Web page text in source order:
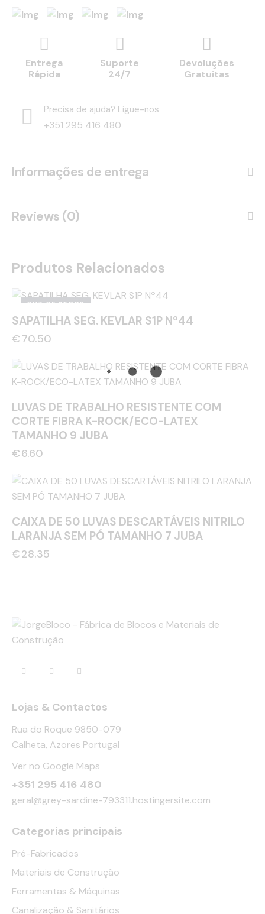
Entrega
Rápida
Suporte
24/7
Devoluções
Gratuitas
Precisa de ajuda? Ligue-nos
+351 295 416 480
Informações de entrega
Reviews (0)
Produtos Relacionados
OUT OF STOCK
SAPATILHA SEG. KEVLAR S1P Nº44
€70.50
LUVAS DE TRABALHO RESISTENTE COM
CORTE FIBRA K-ROCK/ECO-LATEX
TAMANHO 9 JUBA
€6.60
CAIXA DE 50 LUVAS DESCARTÁVEIS NITRILO
LARANJA SEM PÓ TAMANHO 7 JUBA
€28.35
Lojas & Contactos
Rua do Roque 9850-079
Calheta, Azores Portugal
Ver no Google Maps
+351 295 416 480
geral@grey-sardine-793311.hostingersite.com
Categorias principais
Pré-Fabricados
Materiais de Construção
Ferramentas & Máquinas
Canalização & Sanitários